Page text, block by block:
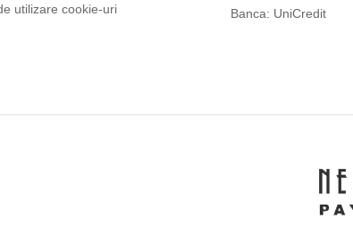
utilizare cookie-uri
Banca: UniCredit